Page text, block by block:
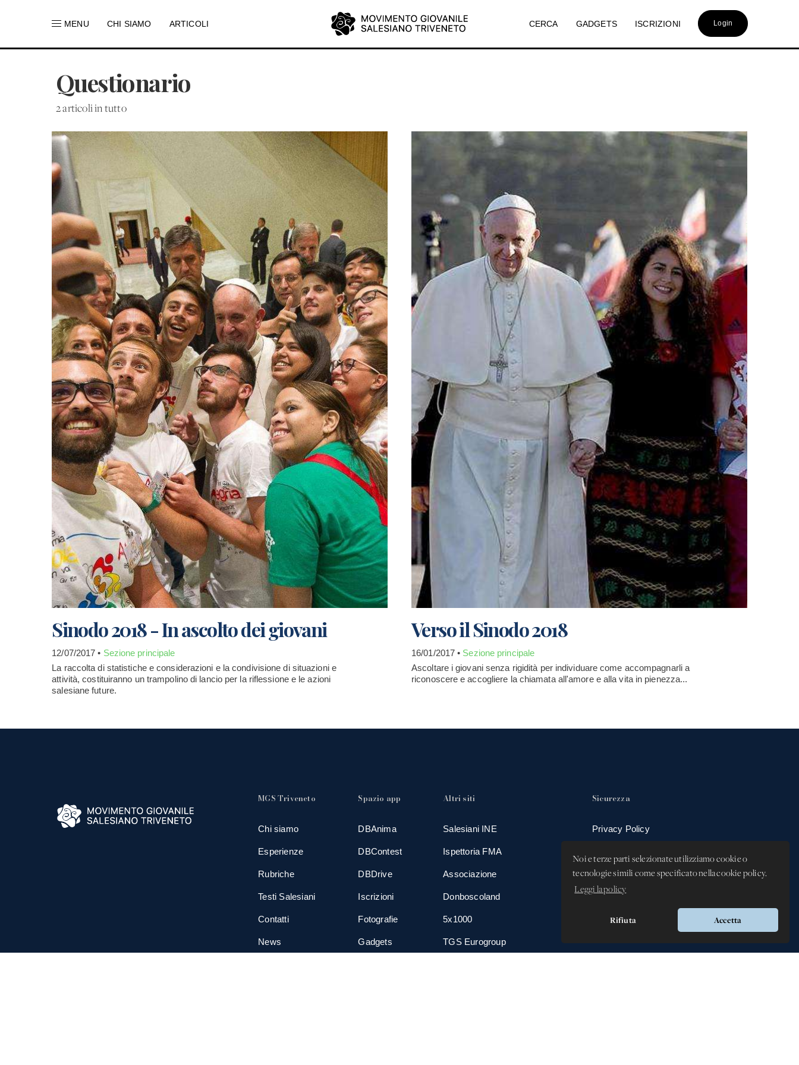
Noi e terze parti selezionate utilizziamo cookie o
tecnologie simili come specificato nella cookie policy.
Leggi la policy
Rifiuta Accetta
MENU CHI SIAMO ARTICOLI CERCA GADGETS ISCRIZIONI Login
Questionario
2 articoli in tutto
Sinodo 2018 - In ascolto dei giovani
12/07/2017 • Sezione principale
La raccolta di statistiche e considerazioni e la condivisione di situazioni e
attività, costituiranno un trampolino di lancio per la riflessione e le azioni
salesiane future.
Verso il Sinodo 2018
16/01/2017 • Sezione principale
Ascoltare i giovani senza rigidità per individuare come accompagnarli a
riconoscere e accogliere la chiamata all'amore e alla vita in pienezza...
MGS Triveneto
Chi siamo
Esperienze
Rubriche
Testi Salesiani
Contatti
News
Spazio app
DBAnima
DBContest
DBDrive
Iscrizioni
Fotografie
Gadgets
Altri siti
Salesiani INE
Ispettoria FMA
Associazione
Donboscoland
5x1000
TGS Eurogroup
Sicurezza
Privacy Policy
Segnalazione illeciti